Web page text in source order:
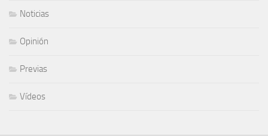
Noticias
Opinión
Previas
Vídeos